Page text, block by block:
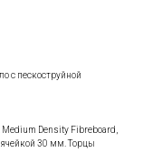
с пескоструйной
Density Fibreboard,
ячейкой 30 мм. Торцы